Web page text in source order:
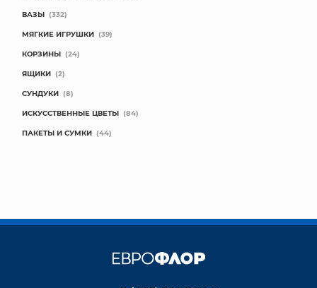
ВАЗЫ (332)
МЯГКИЕ ИГРУШКИ (39)
КОРЗИНЫ (24)
ЯЩИКИ (2)
СУНДУКИ (8)
ИСКУССТВЕННЫЕ ЦВЕТЫ (84)
ПАКЕТЫ И СУМКИ (44)